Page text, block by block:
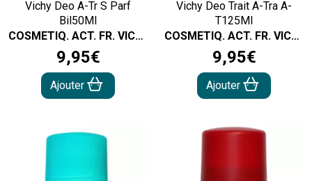
Vichy Deo A-Tr S Parf
Bil50Ml
COSMETIQ. ACT. FR. VICHY
9,95€
Ajouter
Vichy Deo Trait A-Tra A-
T125Ml
COSMETIQ. ACT. FR. VICHY
9,95€
Ajouter